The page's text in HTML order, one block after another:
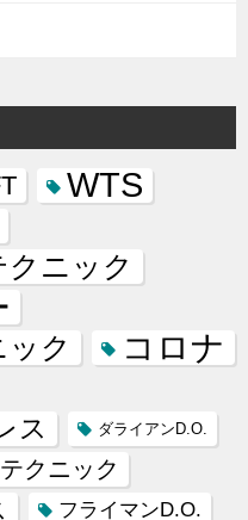
WTS
ニック
ク コロナ
ス ダライアンD.O.
クニック
フライマンD.O.